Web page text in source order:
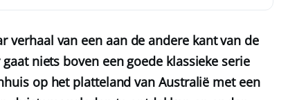
verhaal van een aan de andere kant van de
niets boven een goede klassieke serie
op het platteland van Australië met een